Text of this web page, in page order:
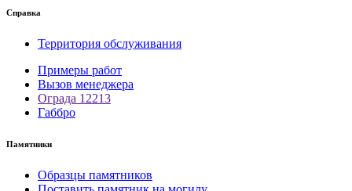
Справка
Территория обслуживания
Примеры работ
Вызов менеджера
Ограда 12213
Габбро
Памятники
Образцы памятников